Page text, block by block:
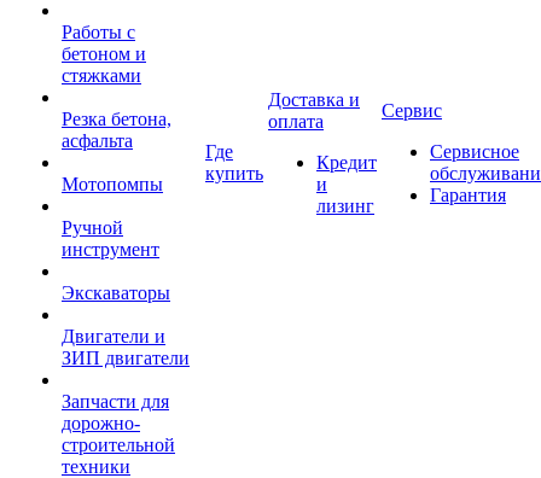
Работы с
бетоном и
стяжками
Резка бетона,
асфальта
Мотопомпы
Ручной
инструмент
Экскаваторы
Двигатели и
ЗИП двигатели
Запчасти для
дорожно-
строительной
техники
Где
купить
Доставка и
оплата
Кредит
и
лизинг
Сервис
Сервисное
Гарантия